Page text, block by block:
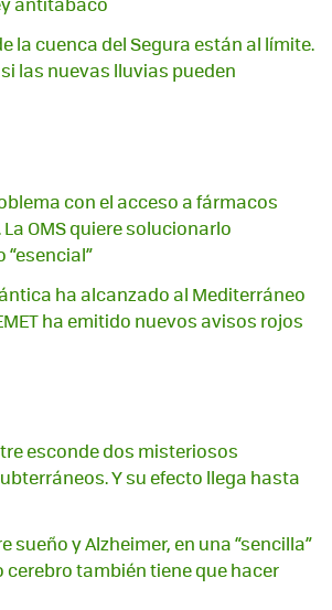
la cuenca del Segura están al límite.
las nuevas lluvias pueden
con el acceso a fármacos
OMS quiere solucionarlo
ha alcanzado al Mediterráneo
ha emitido nuevos avisos rojos
esconde dos misteriosos
Y su efecto llega hasta
sueño y Alzheimer, en una “sencilla”
cerebro también tiene que hacer